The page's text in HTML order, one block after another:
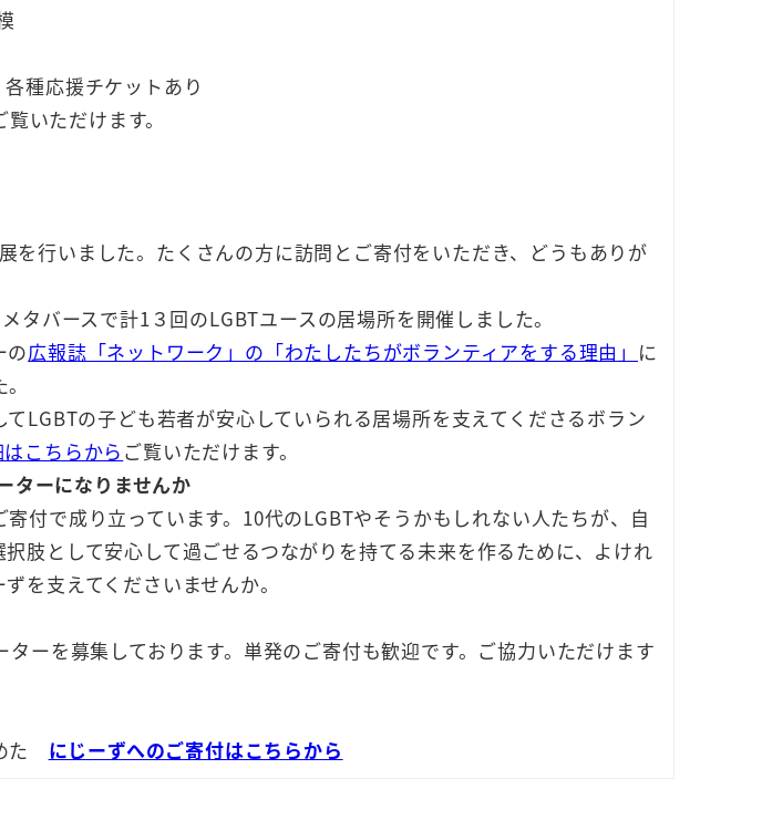
種応援チケットあり
いただけます。
を行いました。たくさんの方に訪問とご寄付をいただき、どうもありが
タバースで計1３回のLGBTユースの居場所を開催しました。
の広報誌「ネットワーク」の「わたしたちがボランティアをする理由」 に
LGBTの子ども若者が安心していられる居場所を支えてくださるボラン
こちらから ご覧いただけます。
ターになりませんか
付で成り立っています。10代のLGBTやそうかもしれない人たちが、自
肢として安心して過ごせるつながりを持てる未来を作るために、よけれ
を支えてくださいませんか。
ーを募集しております。単発のご寄付も歓迎です。ご協力いただけます
た にじーずへのご寄付はこちらから